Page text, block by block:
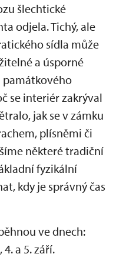
šlechtické
odjela. Tichý, ale
sídla může
a úsporné
památkového
se interiér zakrýval
jak se v zámku
plísněmi či
některé tradiční
fyzikální
kdy je správný čas
ve dnech:
4. a 5. září.